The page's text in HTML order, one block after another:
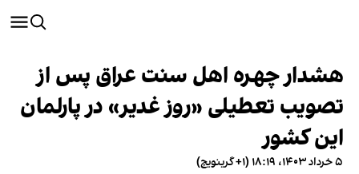
هشدار چهره اهل سنت عراق پس از
تصویب تعطیلی «روز غدیر» در پارلمان
این کشور
۵ خرداد ۱۴۰۳، ۱۸:۱۹ (‎+۱ گرینویچ)